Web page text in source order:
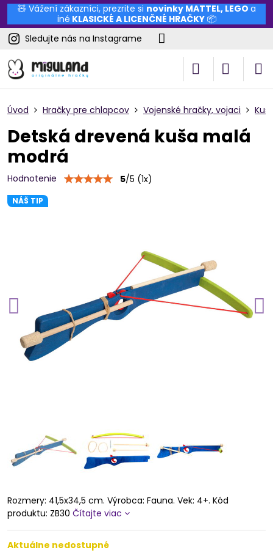
🧸 Vážení zákazníci, prezrite si novinky MATTEL, LEGO a
iné KLASICKÉ A LICENČNÉ HRAČKY📦
Sledujte nás na Instagrame
NÁŠ TIP
Úvod Hračky pre chlapcov Vojenské hračky, vojaci
Detská drevená kuša malá
modrá
Hodnotenie 5/5 (1x)
Rozmery: 41,5x34,5 cm. Výrobca: Fauna. Vek: 4+. Kód
produktu: ZB30 Čítajte viac
Aktuálne nedostupné